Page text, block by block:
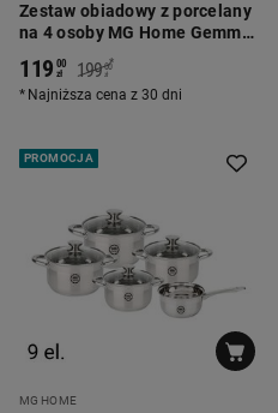
Zestaw obiadowy z porcelany
na 4 osoby MG Home Gemma,
12 elementów, biały
119 00
zł 199 00
zł
*
Najniższa cena z 30 dni
PROMOCJA
MG HOME